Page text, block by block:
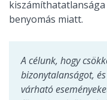
benyomás miatt.
A célunk, hogy
bizonytalanságot,
várható